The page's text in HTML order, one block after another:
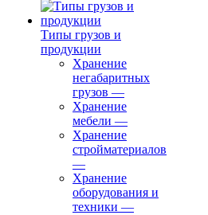
Типы грузов и
продукции
Хранение
негабаритных
грузов —
Хранение
мебели —
Хранение
стройматериалов
—
Хранение
оборудования и
техники —